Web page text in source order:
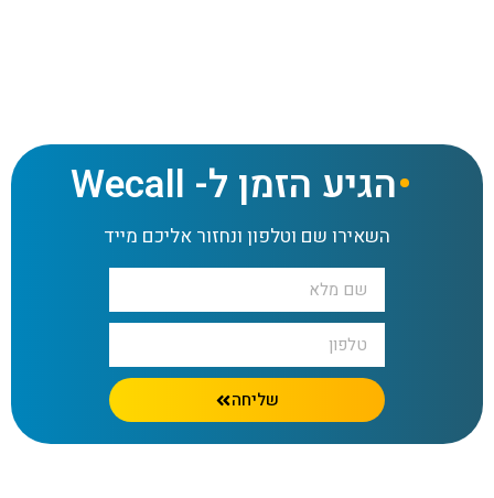
הגיע הזמן ל- Wecall
השאירו שם וטלפון ונחזור אליכם מייד
שליחה